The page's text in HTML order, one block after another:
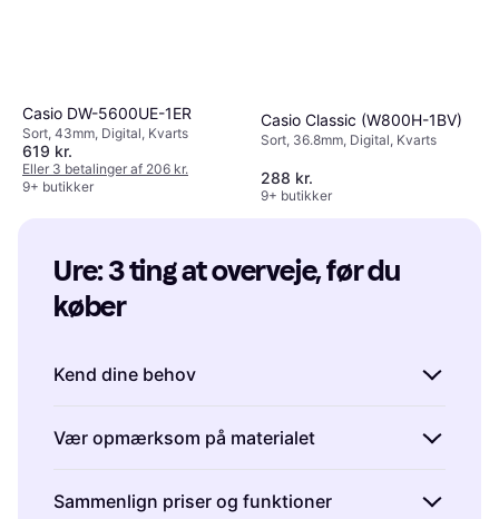
Casio DW-5600UE-1ER
Sort, 43mm, Digital, Kvarts
619 kr.
Eller 3 betalinger af 206 kr.
9+ butikker
Casio Classic (W800H-1BV)
Sort, 36.8mm, Digital, Kvarts
288 kr.
9+ butikker
Ure: 3 ting at overveje, før du
køber
Kend dine behov
hvad du egentlig har brug for. Skal uret
bruges til hverdagsbrug, sport eller måske
som et stilfuldt accessory til særlige
Vær opmærksom på materialet
spiller en stor rolle i både udseende og
Sammenlign priser og funktioner